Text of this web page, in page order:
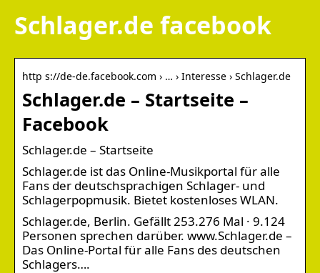
Schlager.de facebook
http s://de-de.facebook.com › … › Interesse › Schlager.de
Schlager.de – Startseite –
Facebook
Schlager.de – Startseite
Schlager.de ist das Online-Musikportal für alle
Fans der deutschsprachigen Schlager- und
Schlagerpopmusik. Bietet kostenloses WLAN.
Schlager.de, Berlin. Gefällt 253.276 Mal · 9.124
Personen sprechen darüber. www.Schlager.de –
Das Online-Portal für alle Fans des deutschen
Schlagers….